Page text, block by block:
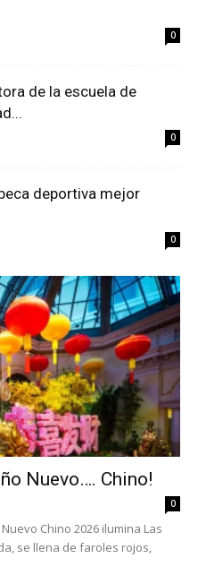
0
de la escuela de
0
deportiva mejor
0
Nuevo…. Chino!
0
Chino 2026 ilumina Las
se llena de faroles rojos,